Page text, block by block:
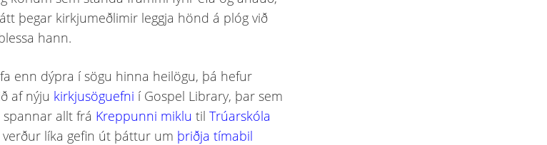
þegar kirkjumeðlimir leggja hönd á plóg við
hann.
enn dýpra í sögu hinna heilögu, þá hefur
af nýju kirkjusöguefni í Gospel Library, þar sem
allt frá Kreppunni miklu tilTrúarskóla
verður líka gefin út þáttur um þriðja tímabil